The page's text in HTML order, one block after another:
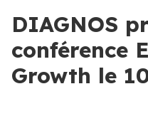
DIAGNOS
conférence
Growth le